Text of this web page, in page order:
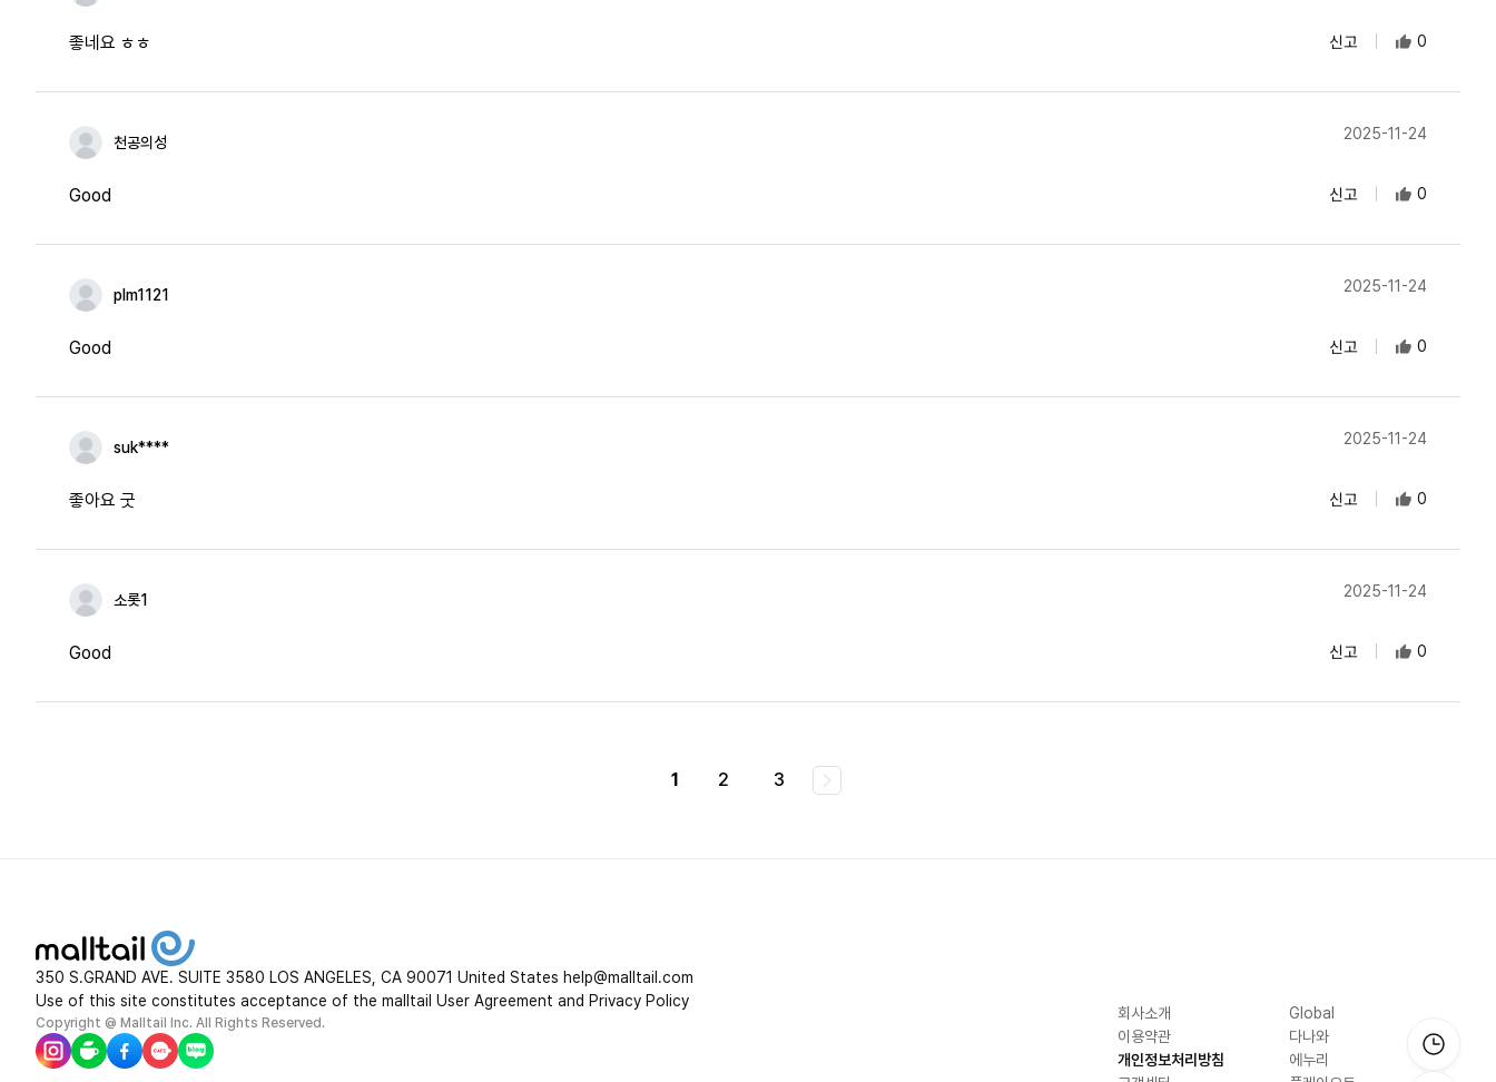
좋네요 ㅎㅎ 신고 0
천공의성 2025-11-24
Good 신고 0
plm1121 2025-11-24
Good 신고 0
suk**** 2025-11-24
좋아요 굿 신고 0
소롯1 2025-11-24
Good 신고 0
1 2 3
350 S.GRAND AVE. SUITE 3580 LOS ANGELES, CA 90071 United States help@malltail.com
Use of this site constitutes acceptance of the malltail User Agreement and Privacy Policy
Copyright @ Malltail Inc. All Rights Reserved.
회사소개
이용약관
개인정보처리방침
Global
다나와
에누리